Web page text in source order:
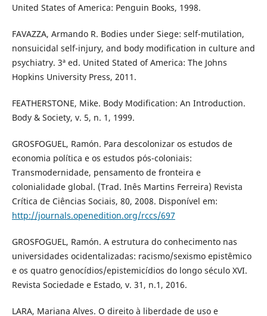
United States of America: Penguin Books, 1998.
FAVAZZA, Armando R. Bodies under Siege: self-mutilation,
nonsuicidal self-injury, and body modification in culture and
psychiatry. 3ª ed. United Stated of America: The Johns
Hopkins University Press, 2011.
FEATHERSTONE, Mike. Body Modification: An Introduction.
Body & Society, v. 5, n. 1, 1999.
GROSFOGUEL, Ramón. Para descolonizar os estudos de
economia política e os estudos pós-coloniais:
Transmodernidade, pensamento de fronteira e
colonialidade global. (Trad. Inês Martins Ferreira) Revista
Crítica de Ciências Sociais, 80, 2008. Disponível em:
http://journals.openedition.org/rccs/697
GROSFOGUEL, Ramón. A estrutura do conhecimento nas
universidades ocidentalizadas: racismo/sexismo epistêmico
e os quatro genocídios/epistemicídios do longo século XVI.
Revista Sociedade e Estado, v. 31, n.1, 2016.
LARA, Mariana Alves. O direito à liberdade de uso e